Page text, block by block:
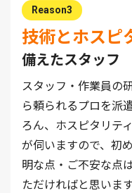
Reason3
技術とホスピ
備えたスタッフ
スタッフ・作業員の
ら頼られるプロを派
ろん、ホスピタリテ
が伺いますので、初
明な点・ご不安な点
ただければと思います